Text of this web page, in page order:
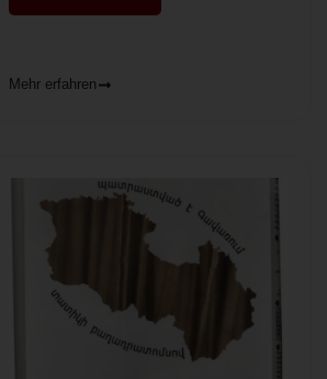
Mehr erfahren